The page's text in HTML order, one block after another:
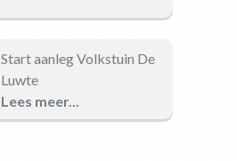
Start aanleg Volkstuin De
Luwte
Lees meer...